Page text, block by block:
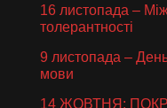
16 листопада –
толерантності
9 листопада – День
мови
14 ЖОВТНЯ: